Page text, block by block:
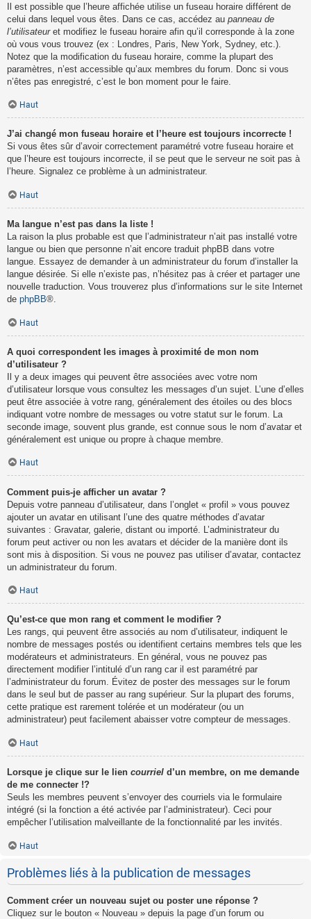
Il est possible que l’heure affichée utilise un fuseau horaire différent de
celui dans lequel vous êtes. Dans ce cas, accédez au panneau de
l’utilisateuret modifiez le fuseau horaire afin qu’il corresponde à la zone
où vous vous trouvez (ex : Londres, Paris, New York, Sydney, etc.).
Notez que la modification du fuseau horaire, comme la plupart des
paramètres, n’est accessible qu’aux membres du forum. Donc si vous
n’êtes pas enregistré, c’est le bon moment pour le faire.
Haut
J’ai changé mon fuseau horaire et l’heure est toujours incorrecte !
Si vous êtes sûr d’avoir correctement paramétré votre fuseau horaire et
que l’heure est toujours incorrecte, il se peut que le serveur ne soit pas à
l’heure. Signalez ce problème à un administrateur.
Haut
Ma langue n’est pas dans la liste !
La raison la plus probable est que l’administrateur n’ait pas installé votre
langue ou bien que personne n’ait encore traduit phpBB dans votre
langue. Essayez de demander à un administrateur du forum d’installer la
langue désirée. Si elle n’existe pas, n’hésitez pas à créer et partager une
nouvelle traduction. Vous trouverez plus d’informations sur le site Internet
de phpBB®.
Haut
A quoi correspondent les images à proximité de mon nom
d’utilisateur ?
Il y a deux images qui peuvent être associées avec votre nom
d’utilisateur lorsque vous consultez les messages d’un sujet. L’une d’elles
peut être associée à votre rang, généralement des étoiles ou des blocs
indiquant votre nombre de messages ou votre statut sur le forum. La
seconde image, souvent plus grande, est connue sous le nom d’avatar et
généralement est unique ou propre à chaque membre.
Haut
Comment puis-je afficher un avatar ?
Depuis votre panneau d’utilisateur, dans l’onglet « profil » vous pouvez
ajouter un avatar en utilisant l’une des quatre méthodes d’avatar
suivantes : Gravatar, galerie, distant ou importé. L’administrateur du
forum peut activer ou non les avatars et décider de la manière dont ils
sont mis à disposition. Si vous ne pouvez pas utiliser d’avatar, contactez
un administrateur du forum.
Haut
Qu’est-ce que mon rang et comment le modifier ?
Les rangs, qui peuvent être associés au nom d’utilisateur, indiquent le
nombre de messages postés ou identifient certains membres tels que les
modérateurs et administrateurs. En général, vous ne pouvez pas
directement modifier l’intitulé d’un rang car il est paramétré par
l’administrateur du forum. Évitez de poster des messages sur le forum
dans le seul but de passer au rang supérieur. Sur la plupart des forums,
cette pratique est rarement tolérée et un modérateur (ou un
administrateur) peut facilement abaisser votre compteur de messages.
Haut
Lorsque je clique sur le lien courriel d’un membre, on me demande
de me connecter !?
Seuls les membres peuvent s’envoyer des courriels via le formulaire
intégré (si la fonction a été activée par l’administrateur). Ceci pour
empêcher l’utilisation malveillante de la fonctionnalité par les invités.
Haut
Problèmes liés à la publication de messages
Comment créer un nouveau sujet ou poster une réponse ?
Cliquez sur le bouton « Nouveau » depuis la page d’un forum ou